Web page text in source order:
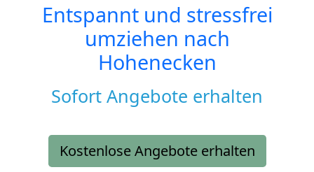
Entspannt und stressfrei
umziehen nach
Hohenecken
Sofort Angebote erhalten
Kostenlose Angebote erhalten